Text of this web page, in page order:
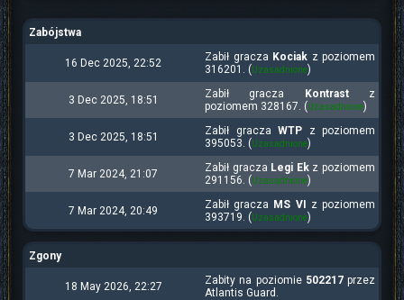
Zabójstwa
16 Dec 2025, 22:52 Zabił gracza Kociak z poziomem
316201. ( Uzasadnione)
3 Dec 2025, 18:51 Zabił gracza Kontrastz
poziomem 328167. ( Uzasadnione)
3 Dec 2025, 18:51 Zabił gracza WTP z poziomem
395053. ( Uzasadnione)
7 Mar 2024, 21:07 Zabił gracza Legi Ekz poziomem
291156. ( Uzasadnione)
7 Mar 2024, 20:49 Zabił gracza MS VI
z poziomem
393719. ( Uzasadnione)
Zgony
18 May 2026, 22:27 Zabity na poziomie 502217przez
Atlantis Guard.